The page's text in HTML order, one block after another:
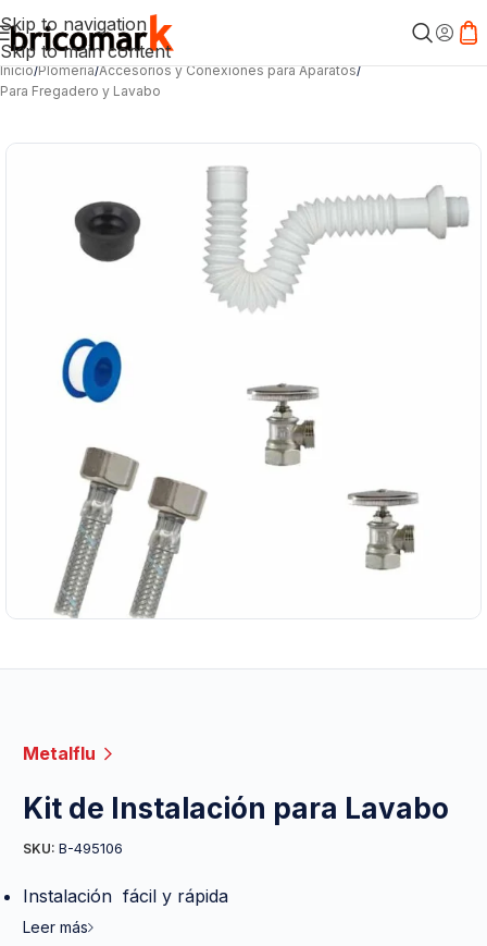
Skip to navigation
Skip to main content
Inicio/Plomería/Accesorios y Conexiones para Aparatos/
Para Fregadero y Lavabo
Metalflu
Kit de Instalación para Lavabo
SKU: B-495106
Instalación fácil y rápida
Leer más